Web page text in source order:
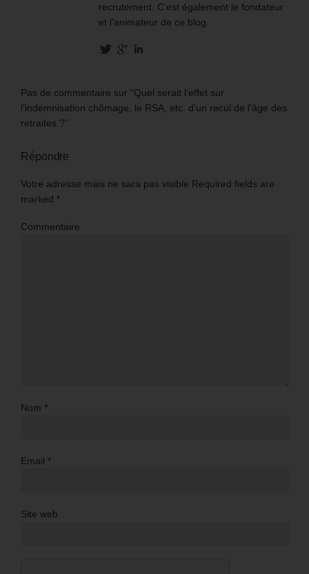
recrutement. C'est également le fondateur
et l'animateur de ce blog.
Pas de commentaire sur “Quel serait l’effet sur
l’indemnisation chômage, le RSA, etc. d’un recul de l’âge des
retraites ?”
Répondre
Votre adresse mais ne sara pas visible Required fields are
marked *
Commentaire
Nom *
Email *
Site web